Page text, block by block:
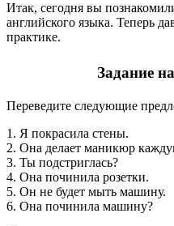
Итак, сегодня вы
английского языка. Теперь
практике.
Задание
Переведите следующие
1. Я покрасила стены.
2. Она делает маникюр
3. Ты подстриглась?
4. Она починила розетки.
5. Он не будет мыть машину.
6. Она починила машину?